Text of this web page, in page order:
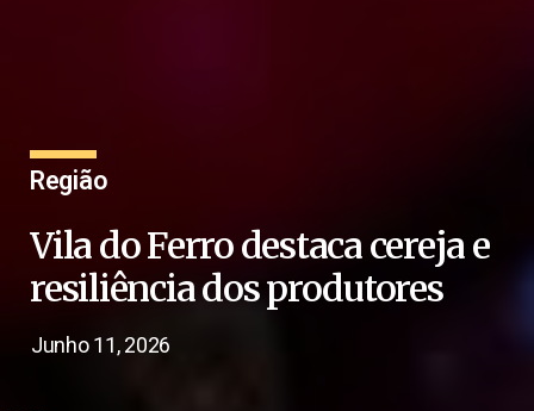
Região
Vila do Ferro destaca cereja e
resiliência dos produtores
Junho 11, 2026